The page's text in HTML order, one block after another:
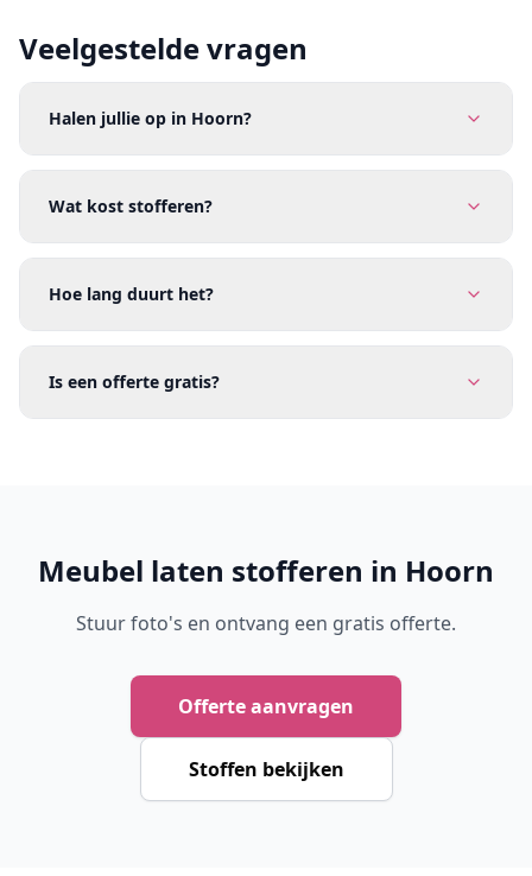
Veelgestelde vragen
Halen jullie op in Hoorn?
Wat kost stofferen?
Hoe lang duurt het?
Is een offerte gratis?
Meubel laten stofferen in Hoorn
Stuur foto's en ontvang een gratis offerte.
Offerte aanvragen
Stoffen bekijken